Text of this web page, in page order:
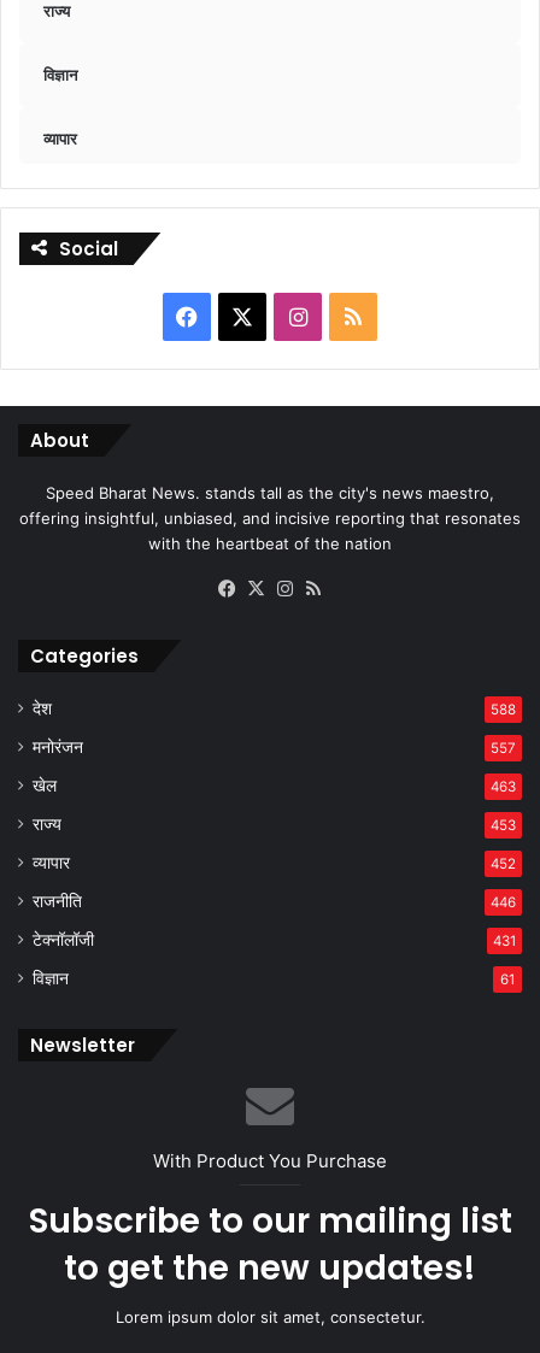
राज्य
विज्ञान
व्यापार
Social
Facebook Instagram
RSS
About
Speed Bharat News. stands tall as the city's news maestro,
offering insightful, unbiased, and incisive reporting that resonates
with the heartbeat of the nation
Facebook
X Instagram
Categories
देश 588
मनोरंजन 557
खेल 463
राज्य 453
व्यापार 452
राजनीति 446
टेक्नॉलॉजी 431
विज्ञान 61
Newsletter
With Product You Purchase
Subscribe to our mailing list
to get the new updates!
Lorem ipsum dolor sit amet, consectetur.